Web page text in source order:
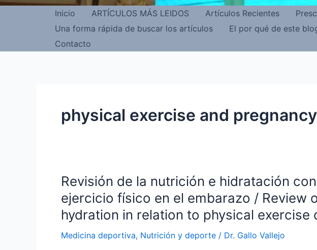
Inicio ARTÍCULOS MÁS LEIDOS Artículos Recientes
Una forma rápida de buscar los artículos
El por qué de este
Contacto
physical exercise and pregnancy
Revisión de la nutrición e hidratación
ejercicio físico en el embarazo / Review
hydration in relation to physical exercise
Medicina deportiva, Nutrición y deporte / Dr. Gallo Vallejo